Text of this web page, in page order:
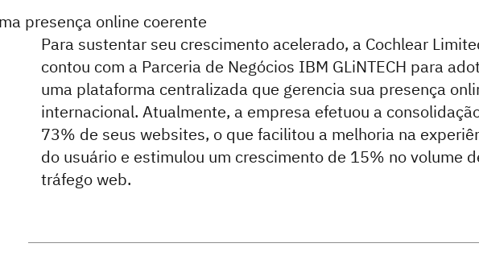
presença online coerente
Para sustentar seu crescimento acelerado, a Cochlear
contou com a Parceria de Negócios IBM GLiNTECH para
uma plataforma centralizada que gerencia sua presença
internacional. Atualmente, a empresa efetuou a
73% de seus websites, o que facilitou a melhoria na
do usuário e estimulou um crescimento de 15% no volume
tráfego web.